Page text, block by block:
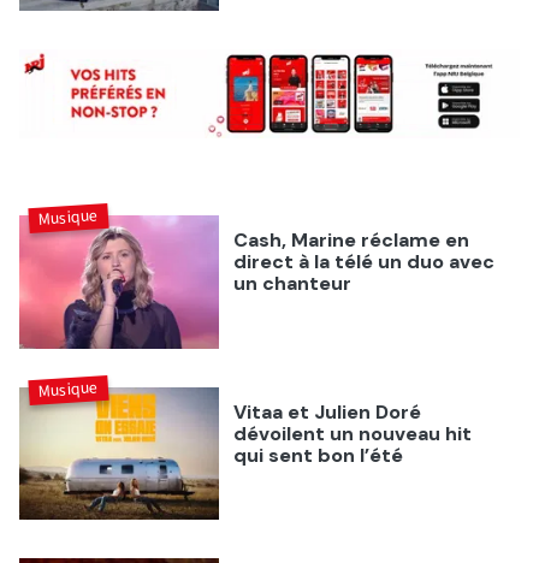
Cash, Marine réclame en
direct à la télé un duo avec
un chanteur
Musique
Vitaa et Julien Doré
dévoilent un nouveau hit
qui sent bon l’été
Musique